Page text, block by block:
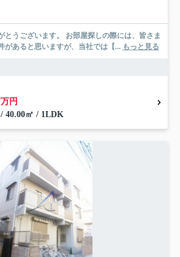
お部屋探しの際には、皆さま
があると思いますが、当社では【... もっと見る
円
40.00㎡ / 1LDK